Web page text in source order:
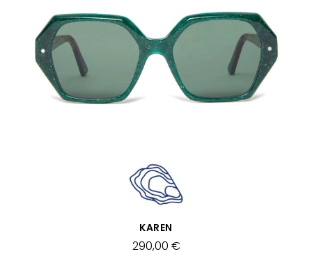
SCHNELLANSICHT
KAREN
290,00 €